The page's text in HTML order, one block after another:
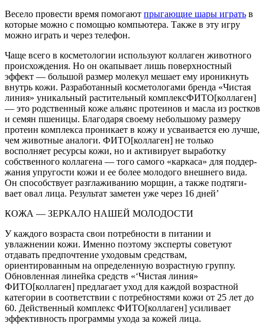
Весело провести время помогают прыгающие шары играть в
которые можно с помощью компьютера. Также в эту игру
можно играть и через телефон.
Чаще всего в косметологии используют коллаген жи­вотного
происхождения. Но он окапывает лишь по­верхностный
эффект — боль­шой размер молекул мешает ему ироникнуть
внутрь кожи. Разработанный косметоло­гами бренда «Чистая
линия» уникальный растительный комплексФИТО[коллаген]
— это родственный коже альянс протеинов и масла из ростков
и семян пшеницы. Благодаря своему небольшому размеру
протеин комплекса проникает в кожу и усваивается ею луч­ше,
чем животные аналоги. ФИТО[коллаген] не только
восполняет ресурсы кожи, но и активирует выработку
собственного коллагена — того самого «каркаса» для поддер­
жания упругости кожи и ее бо­лее молодого внешнего вида.
Он способствует разглажива­нию морщин, а также подтяги­
вает овал лица. Результат за­метен уже через 16 дней’
КОЖА — ЗЕРКАЛО НАШЕЙ МОЛОДОСТИ
У каждого возраста свои потребности в питании и
увлажнении кожи. Именно поэтому эксперты со­ветуют
отдавать предпочтение уходовым средствам,
ориентированным на определенную возрастную группу.
Обновленная линейка средств «‘Чистая ли­ния»
ФИТО[коллаген] предлагает уход для каждой возрастной
категории в соответствии с потребнос­тями кожи от 25 лет до
60. Действенный комплекс ФИТО[коллаген] усиливает
эффектив­ность программы ухода за кожей лица.